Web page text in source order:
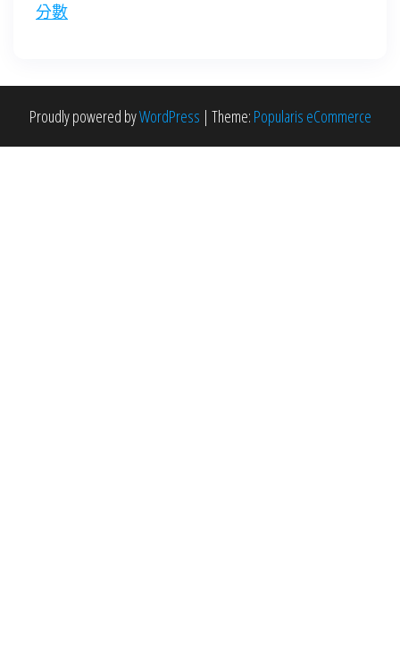
分數
Proudly powered byWordPress | Theme: Popularis eCommerce